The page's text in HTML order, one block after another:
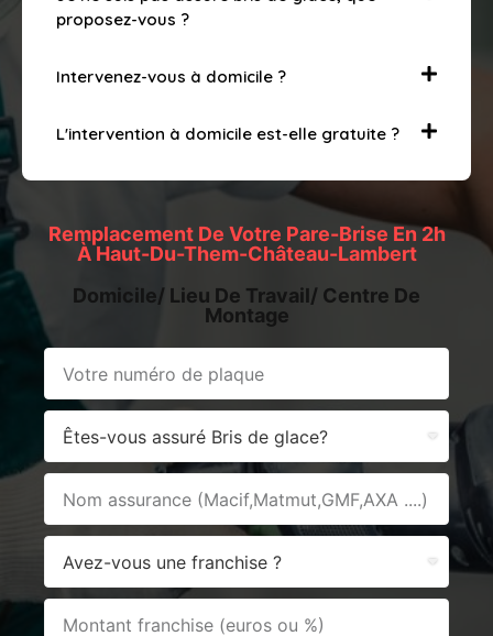
proposez-vous ?
Intervenez-vous à domicile ?
L'intervention à domicile est-elle gratuite ?
Remplacement De Votre Pare-Brise En 2h
À Haut-Du-Them-Château-Lambert
Domicile/ Lieu De Travail/ Centre De
Montage